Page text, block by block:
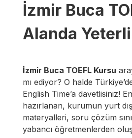
İzmir Buca
Alanda
İzmir Buca TOEFL Kursu
mı ediyor? O halde
English Time’a davetlisiniz!
hazırlanan, kurumun yurt
materyalleri, soru çözüm
yabancı öğretmenlerden